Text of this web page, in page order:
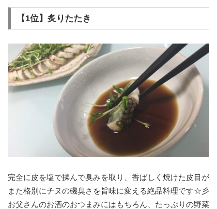
【1位】炙りたたき
完全に皮を塩で揉んで臭みを取り、香ばしく焼けた皮目が
また格別にチヌの磯臭さを旨味に変える絶品料理です☆彡
お父さんのお酒のおつまみにはもちろん、たっぷりの野菜